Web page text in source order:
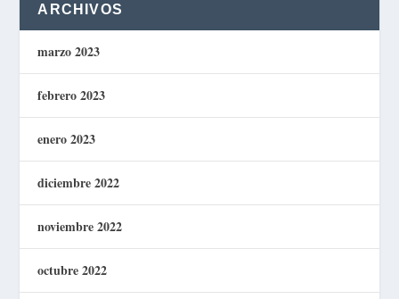
ARCHIVOS
marzo 2023
febrero 2023
enero 2023
diciembre 2022
noviembre 2022
octubre 2022